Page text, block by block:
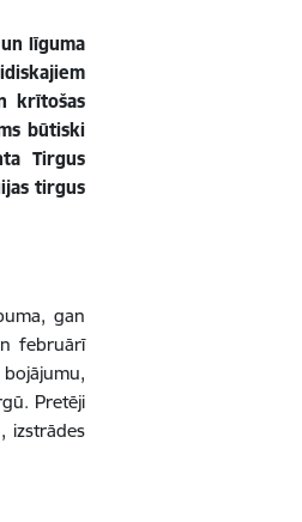
līguma
krītošas
būtiski
Tirgus
tirgus
gan
februārī
Pretēji
izstrādes